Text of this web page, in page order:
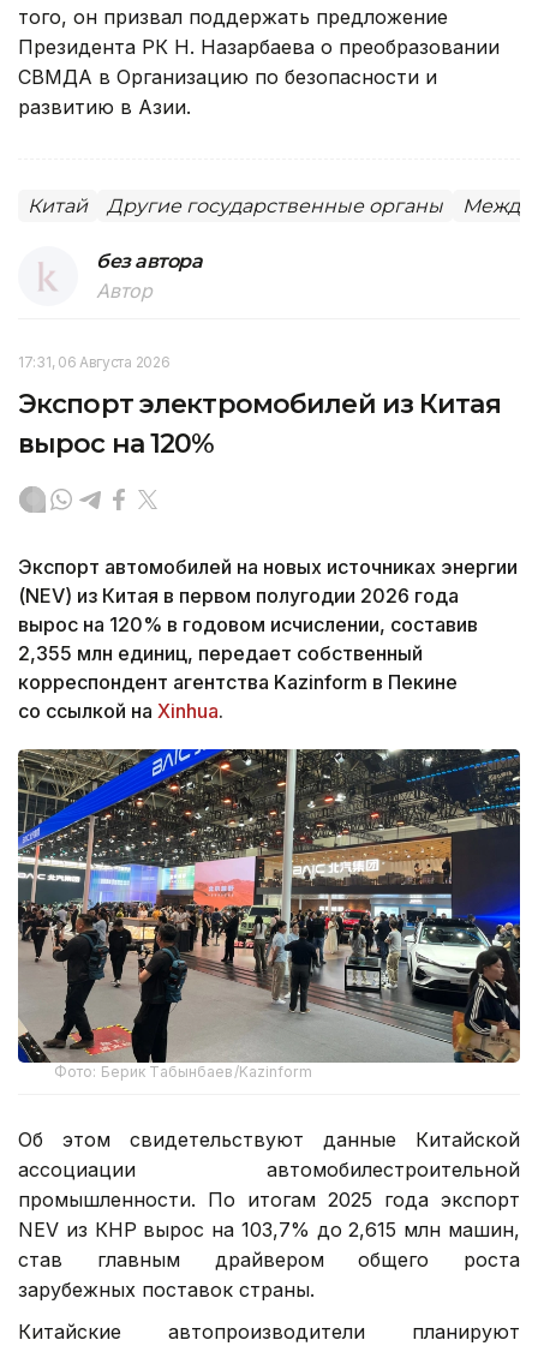
того, он призвал поддержать предложение
Президента РК Н. Назарбаева о преобразовании
СВМДА в Организацию по безопасности и
развитию в Азии.
Китай Другие государственные органы
без автора
Автор
17:31, 06 Августа 2026
Экспорт электромобилей из Китая
вырос на 120%
Экспорт автомобилей на новых источниках энергии
(NEV) из Китая в первом полугодии 2026 года
вырос на 120% в годовом исчислении, составив
2,355 млн единиц, передает собственный
корреспондент агентства Kazinform в Пекине
со ссылкой на Xinhua.
Фото: Берик Табынбаев/Kazinform
Об этом свидетельствуют данные Китайской
ассоциации автомобилестроительной
промышленности. По итогам 2025 года экспорт
NEV из КНР вырос на 103,7% до 2,615 млн машин,
став главным драйвером общего роста
зарубежных поставок страны.
Китайские автопроизводители планируют